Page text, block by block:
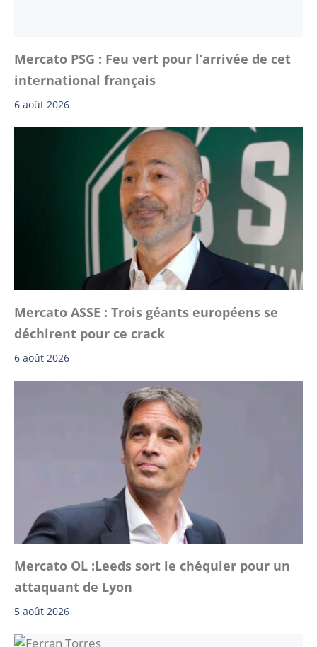
Mercato PSG : Feu vert pour l’arrivée de cet
international français
6 août 2026
Mercato ASSE : Trois géants européens se
déchirent pour ce crack
6 août 2026
Mercato OL :Leeds sort le chéquier pour un
attaquant de Lyon
5 août 2026